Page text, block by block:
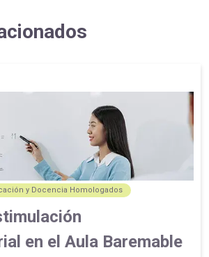
y Docencia Homologados
en el Aula Baremable